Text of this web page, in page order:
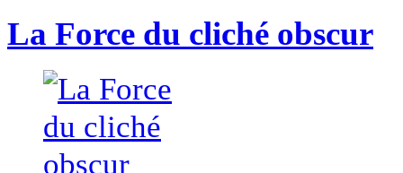
La Force du cliché obscur